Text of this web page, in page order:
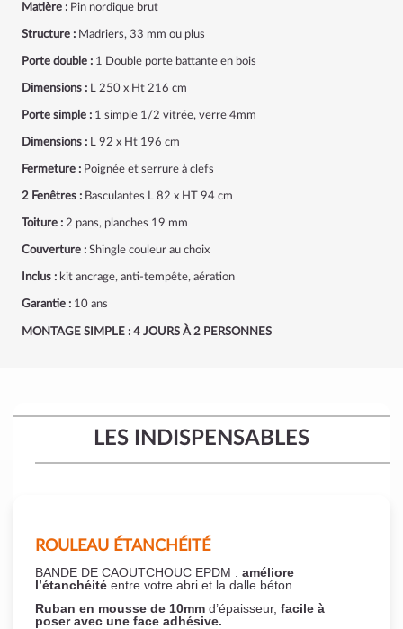
Matière : Pin nordique brut
Structure : Madriers, 33 mm ou plus
Porte double : 1 Double porte battante en bois
Dimensions : L 250 x Ht 216 cm
Porte simple : 1 simple 1/2 vitrée, verre 4mm
Dimensions : L 92 x Ht 196 cm
Fermeture : Poignée et serrure à clefs
2 Fenêtres : Basculantes L 82 x HT 94 cm
Toiture : 2 pans, planches 19 mm
Couverture : Shingle couleur au choix
Inclus : kit ancrage, anti-tempête, aération
Garantie : 10 ans
MONTAGE SIMPLE : 4 JOURS À 2 PERSONNES
LES INDISPENSABLES
ROULEAU ÉTANCHÉITÉ
BANDE DE CAOUTCHOUC EPDM : améliore
l’étanchéité entre votre abri et la dalle béton.
Ruban en mousse de 10mm d’épaisseur, facile à
poser avec une face adhésive.